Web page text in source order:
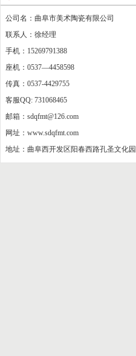
公司名：曲阜市美术陶瓷有限公司
联系人：徐经理
手机：15269791388
座机：0537—4458598
传真：0537-4429755
客服QQ: 731068465
邮箱：sdqfmt@126.com
网址：www.sdqfmt.com
地址：曲阜西开发区阳春西路孔圣文化园